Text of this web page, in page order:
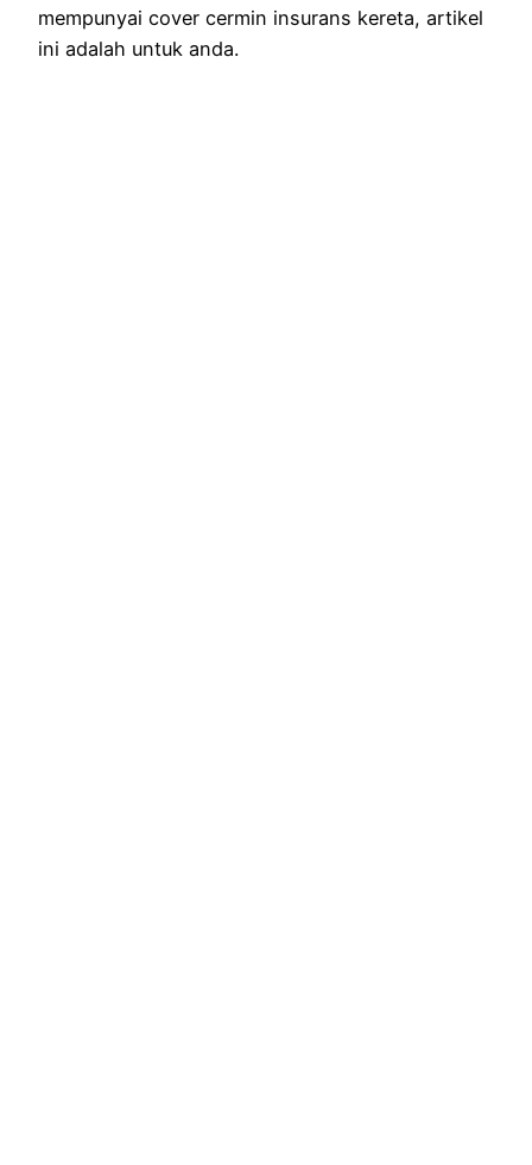
mempunyai cover cermin insurans kereta, artikel
ini adalah untuk anda.